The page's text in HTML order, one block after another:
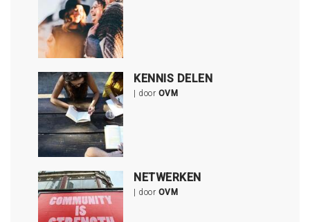
KENNIS DELEN
| door OVM
NETWERKEN
| door OVM